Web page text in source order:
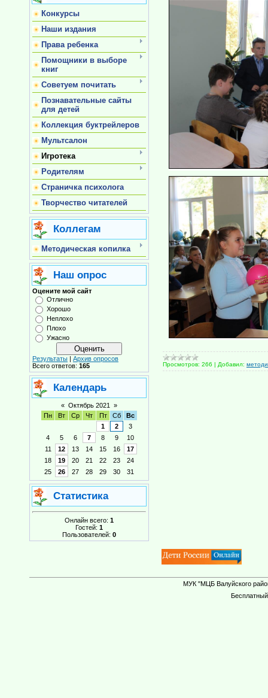
Конкурсы
Наши издания
Права ребенка
Помощники в выборе
книг
Советуем почитать
Познавательные сайты
для детей
Коллекция буктрейлеров
Мультсалон
Игротека
Родителям
Страничка психолога
Творчество читателей
Коллегам
Методическая копилка
Наш опрос
Оцените мой сайт
Отлично
Хорошо
Неплохо
Плохо
Ужасно
Результаты | Архив опросов
Всего ответов: 165
Календарь
« Октябрь 2021
»
Пн
Вт Ср Чт Пт Сб
Вс
1
2
3
4
5 6 7 8 9
10
11
12 13 14 15 16
17
18
19 20 21 22 23
24
25
26 27 28 29 30 31
Статистика
Онлайн всего: 1
Гостей: 1
Пользователей: 0
Просмотров: 266 | Добавил:
МУК "МЦБ Валуйского